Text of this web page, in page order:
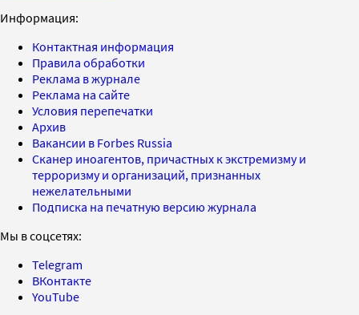
Информация:
Контактная информация
Правила обработки
Реклама в журнале
Реклама на сайте
Условия перепечатки
Архив
Вакансии в Forbes Russia
Сканер иноагентов, причастных к экстремизму и
терроризму и организаций, признанных
нежелательными
Подписка на печатную версию журнала
Мы в соцсетях:
Telegram
ВКонтакте
YouTube